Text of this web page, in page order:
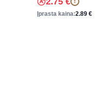
!
Įprasta kaina:2.89 €